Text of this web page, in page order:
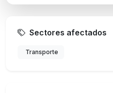
Sectores afectados
Transporte